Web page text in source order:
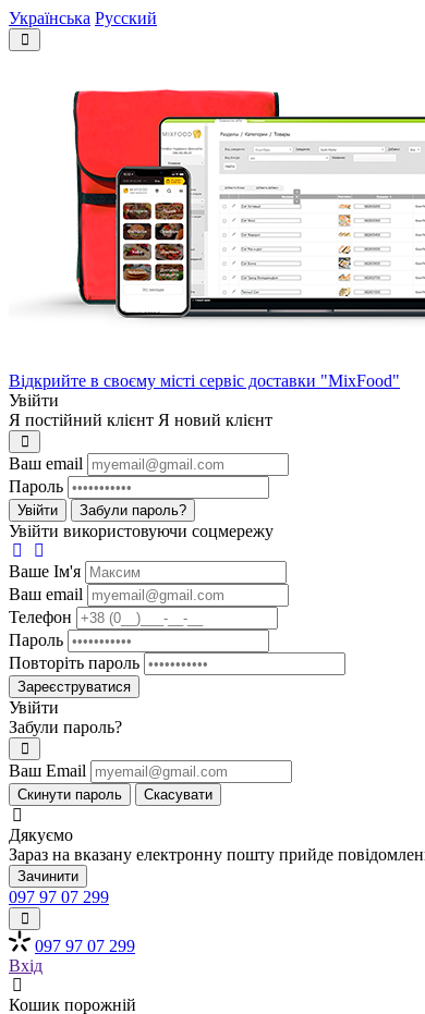
Українська Русский
Відкрийте в своєму місті сервіс доставки "MixFood"
Увійти
Я постійний клієнт Я новий клієнт
Ваш email
Пароль
Увійти Забули пароль?
Увійти використовуючи соцмережу
Ваше Iм'я
Ваш email
Телефон
Пароль
Повторіть пароль
Зареєструватися
Увійти
Забули пароль?
Ваш Email
Скинути пароль Скасувати
Дякуємо
Зараз на вказану електронну пошту прийде
Зачинити
097 97 07 299
097 97 07 299
Вхід
Кошик порожній